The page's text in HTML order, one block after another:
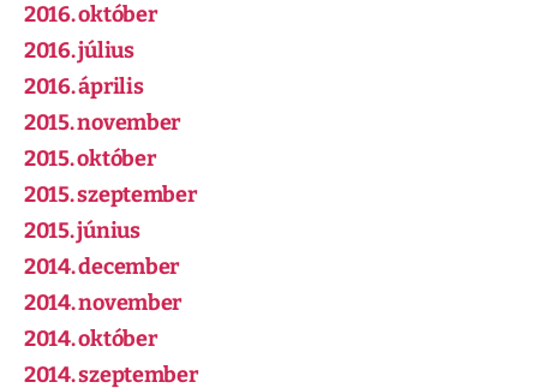
2016. október
2016. július
2016. április
2015. november
2015. október
2015. szeptember
2015. június
2014. december
2014. november
2014. október
2014. szeptember